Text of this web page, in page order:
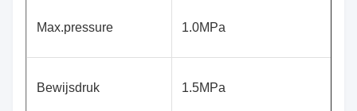
Max.pressure 1.0MPa
Bewijsdruk 1.5MPa